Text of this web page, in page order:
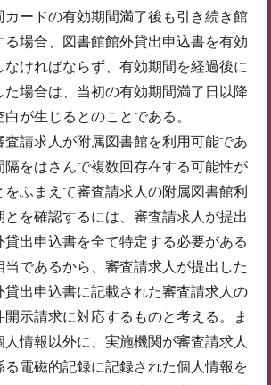
カードの有効期間満了後も引き続き館
る場合、図書館館外貸出申込書を有効
なければならず、有効期間を経過後に
た場合は、当初の有効期間満了日以降
が生じるとのことである。
査請求人が附属図書館を利用可能であ
隔をはさんで複数回存在する可能性が
をふまえて審査請求人の附属図書館利
とを確認するには、審査請求人が提出
貸出申込書を全て特定する必要がある
当であるから、審査請求人が提出した
貸出申込書に記載された審査請求人の
示請求に対応するものと考える。ま
人情報以外に、実施機関が審査請求人
る電磁的記録に記録された個人情報を